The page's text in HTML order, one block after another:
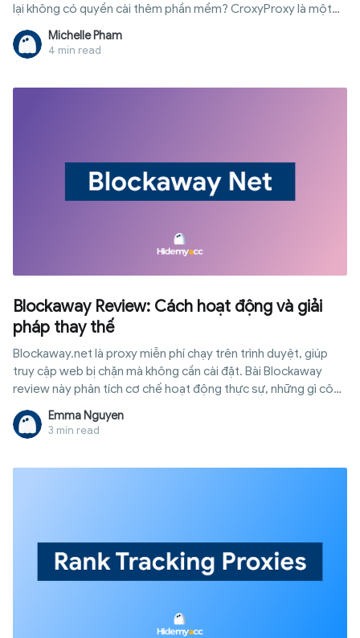
lại không có quyền cài thêm phần mềm? CroxyProxy là một
dịch vụ proxy nền web giúp truy cập nhiều website bị hạn chế
ngay trên trình duyệt mà không cần cài đặt phần mềm. Bài viết
này sẽ hướng dẫn cách dùng CroxyProxy trước để bạn có thể
Michelle Pham
4 min read
Blockaway Review: Cách hoạt động và giải
pháp thay thế
Blockaway.net là proxy miễn phí chạy trên trình duyệt, giúp
truy cập web bị chặn mà không cần cài đặt. Bài Blockaway
review này phân tích cơ chế hoạt động thực sự, những gì công
cụ này bảo vệ được và không bảo vệ được, cùng thời điểm
bạn cần một giải pháp bảo mật danh tính đúng nghĩa.
Emma Nguyen
3 min read